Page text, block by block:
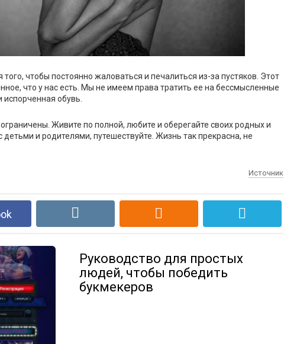
чтобы постоянно жаловаться и печалиться из-за пустяков. Этот
что у нас есть. Мы не имеем права тратить ее на бессмысленные
обувь.
Живите по полной, любите и оберегайте своих родных и
и родителями, путешествуйте. Жизнь так прекрасна, не
Источник
Руководство для простых
людей, чтобы победить
букмекеров